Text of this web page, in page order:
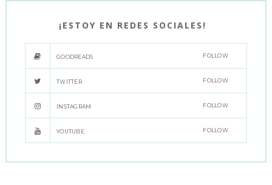
¡ESTOY EN REDES SOCIALES!
GOODREADS FOLLOW
TWITTER FOLLOW
INSTAGRAM FOLLOW
YOUTUBE FOLLOW